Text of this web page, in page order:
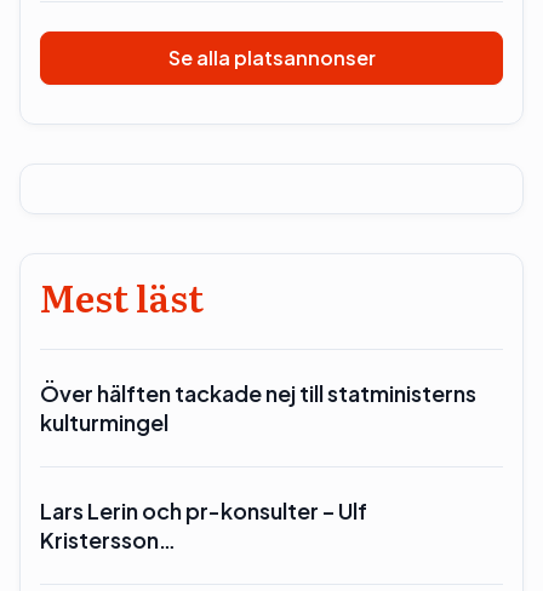
Se alla platsannonser
Mest läst
Över hälften tackade nej till statministerns
kulturmingel
Lars Lerin och pr-konsulter – Ulf
Kristersson…